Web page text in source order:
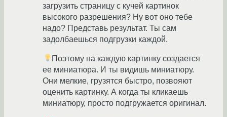
загрузить страницу с кучей картинок
высокого разрешения? Ну вот оно тебе
надо? Представь результат. Ты сам
задолбаешься подгрузки каждой.
Поэтому на каждую картинку создается
ее миниатюра. И ты видишь миниатюру.
Они мелкие, грузятся быстро, позвояют
оценить картинку. А когда ты кликаешь
миниатюру, просто подгружается оригинал.